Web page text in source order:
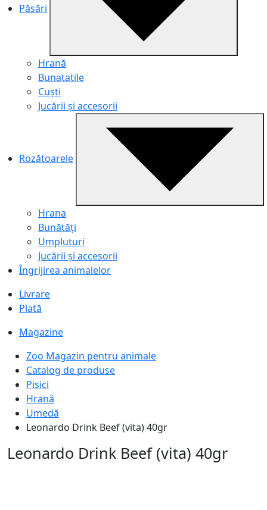
Păsări
Hrană
Bunatatile
Cuști
Jucării și accesorii
Rozătoarele
Hrana
Bunătăți
Umpluturi
Jucării și accesorii
Îngrijirea animalelor
Livrare
Plată
Magazine
Zoo Magazin pentru animale
Catalog de produse
Pisici
Hrană
Umedă
Leonardo Drink Beef (vita) 40gr
Leonardo Drink Beef (vita) 40gr